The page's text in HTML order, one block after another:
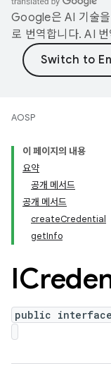
Google은 AI 기술을
로 번역합니다. AI
AOSP
이 페이지의 내용
요약
공개 메서드
공개 메서드
createCredential
getInfo
public